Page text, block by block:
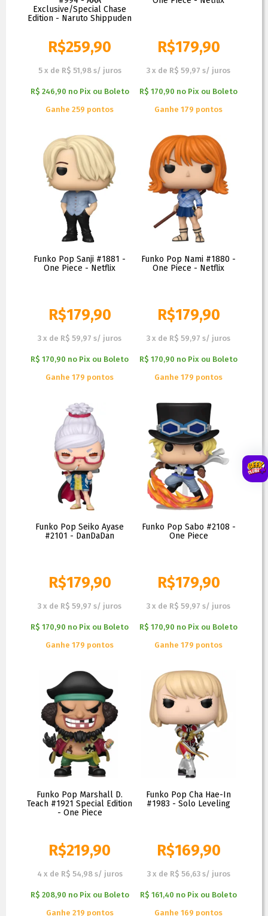
Exclusive/Special Chase
Edition - Naruto Shippuden
R$259,90
5 x de R$ 51,98 s/ juros
R$ 246,90 no Pix ou Boleto
Ganhe 259 pontos
R$179,90
3 x de R$ 59,97 s/ juros
R$ 170,90 no Pix ou Boleto
Ganhe 179 pontos
Funko Pop Sanji #1881 -
One Piece - Netflix
R$179,90
3 x de R$ 59,97 s/ juros
R$ 170,90 no Pix ou Boleto
Ganhe 179 pontos
Funko Pop Nami #1880 -
One Piece - Netflix
R$179,90
3 x de R$ 59,97 s/ juros
R$ 170,90 no Pix ou Boleto
Ganhe 179 pontos
Funko Pop Seiko Ayase
#2101 - DanDaDan
R$179,90
3 x de R$ 59,97 s/ juros
R$ 170,90 no Pix ou Boleto
Ganhe 179 pontos
Funko Pop Sabo #2108 -
One Piece
R$179,90
3 x de R$ 59,97 s/ juros
R$ 170,90 no Pix ou Boleto
Ganhe 179 pontos
Funko Pop Marshall D.
Teach #1921 Special Edition
- One Piece
R$219,90
4 x de R$ 54,98 s/ juros
R$ 208,90 no Pix ou Boleto
Ganhe 219 pontos
Funko Pop Cha Hae-In
#1983 - Solo Leveling
R$169,90
3 x de R$ 56,63 s/ juros
R$ 161,40 no Pix ou Boleto
Ganhe 169 pontos